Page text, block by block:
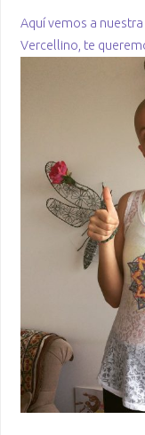
Aquí vemos a
Vercellino, te